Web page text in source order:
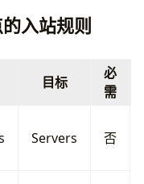
入站规则
目标
必
需
Servers 否